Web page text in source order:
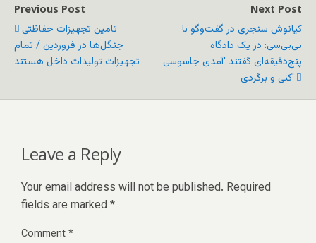
Previous Post
تامین تجهیزات حفاظتی
جنگل‌ها در فروردین / تمام
تجهیزات تولیدات داخل هستند
Next Post
کیانوش سنجری در گفت‌‌وگو با
بی‌بی‌سی: در یک دادگاه
پنج‌دقیقه‌ای گفتند 'آمدی جاسوسی
کنی و برگردی'
Leave a Reply
Your email address will not be published. Required
fields are marked *
Comment*